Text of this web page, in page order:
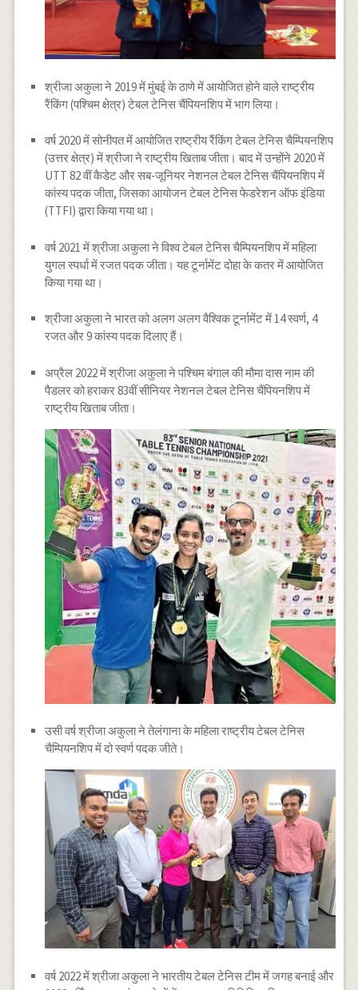
श्रीजा अकुला ने 2019 में मुंबई के ठाणे में आयोजित होने वाले राष्ट्रीय
रैंकिंग (पश्चिम क्षेत्र) टेबल टेनिस चैंपियनशिप में भाग लिया।
वर्ष 2020 में सोनीपत में आयोजित राष्ट्रीय रैंकिंग टेबल टेनिस चैम्पियनशिप
(उत्तर क्षेत्र) में श्रीजा ने राष्ट्रीय खिताब जीता। बाद में उन्होंने 2020 में
UTT 82 वीं कैडेट और सब-जूनियर नेशनल टेबल टेनिस चैंपियनशिप में
कांस्य पदक जीता, जिसका आयोजन टेबल टेनिस फेडरेशन ऑफ इंडिया
(TTFI) द्वारा किया गया था।
वर्ष 2021 में श्रीजा अकुला ने विश्व टेबल टेनिस चैम्पियनशिप में महिला
युगल स्पर्धा में रजत पदक जीता। यह टूर्नामेंट दोहा के कतर में आयोजित
किया गया था।
श्रीजा अकुला ने भारत को अलग अलग वैश्विक टूर्नामेंट में 14 स्वर्ण, 4
रजत और 9 कांस्य पदक दिलाए हैं।
अप्रैल 2022 में श्रीजा अकुला ने पश्चिम बंगाल की मौमा दास नाम की
पैडलर को हराकर 83वीं सीनियर नेशनल टेबल टेनिस चैंपियनशिप में
राष्ट्रीय खिताब जीता।
उसी वर्ष श्रीजा अकुला ने तेलंगाना के महिला राष्ट्रीय टेबल टेनिस
चैम्पियनशिप में दो स्वर्ण पदक जीते।
वर्ष 2022 में श्रीजा अकुला ने भारतीय टेबल टेनिस टीम में जगह बनाई और